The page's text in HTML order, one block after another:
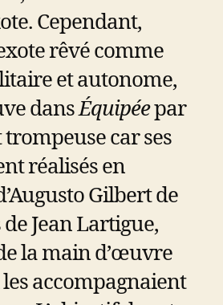
Cependant,
rêvé comme
et autonome,
dansÉquipéepar
trompeuse car ses
réalisés en
Gilbert de
Jean Lartigue,
la main d’œuvre
accompagnaient